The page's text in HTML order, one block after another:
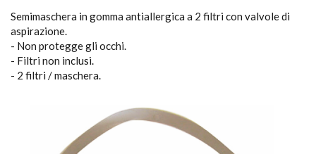
Semimaschera in gomma antiallergica a 2 filtri con valvole di
aspirazione.
- Non protegge gli occhi.
- Filtri non inclusi.
- 2 filtri / maschera.